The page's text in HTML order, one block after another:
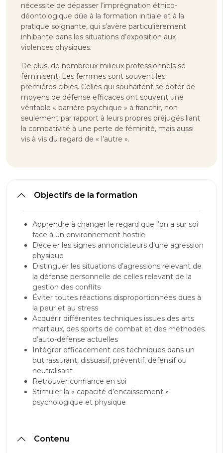
nécessite de dépasser l’imprégnation éthico-
déontologique dûe à la formation initiale et à la
pratique soignante, qui s’avère particulièrement
inhibante dans les situations d’exposition aux
violences physiques.
De plus, de nombreux milieux professionnels se
féminisent. Les femmes sont souvent les
premières cibles. Celles qui souhaitent se doter de
moyens de défense efficaces ont souvent une
véritable « barrière psychique » à franchir, non
seulement par rapport à leurs propres préjugés liant
la combativité à une perte de féminité, mais aussi
vis à vis du regard de « l’autre ».
Objectifs de la formation
Apprendre à changer le regard que l’on a sur soi
face à un environnement hostile
Déceler les signes annonciateurs d’une agression
physique
Distinguer les situations d’agressions relevant de
la défense personnelle de celles relevant de la
gestion des conflits
Éviter toutes réactions disproportionnées dues à
la peur et au stress
Acquérir différentes techniques issues des arts
martiaux, des sports de combat et des méthodes
d’auto-défense actuelles
Intégrer efficacement ces techniques dans un
but rassurant, dissuasif, préventif, défensif ou
neutralisant
Retrouver confiance en soi
Stimuler la « capacité d’encaissement »
psychologique et physique
Contenu